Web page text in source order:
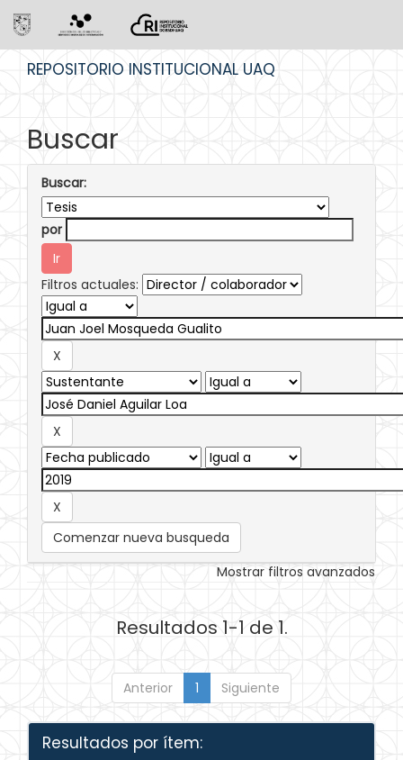
REPOSITORIO INSTITUCIONAL UAQ
Buscar
Buscar:
por
Filtros actuales:
Comenzar nueva busqueda
Mostrar filtros avanzados
Resultados 1-1 de 1.
Anterior 1 Siguiente
Resultados por ítem: